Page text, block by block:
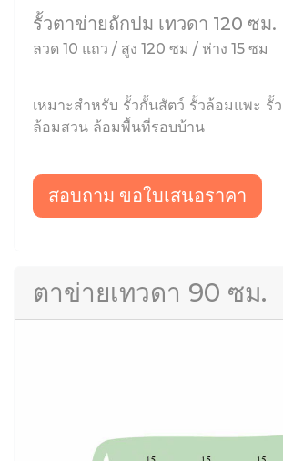
รั้วตาข่ายถักปม เทวดา 120 ซม.
ลวด 10 แถว / สูง 120 ซม / ห่าง 15 ซม
เหมาะสำหรับ รั้วกั้นสัตว์ รั้วล้อมแพะ รั้
ล้อมสวน ล้อมพื้นที่รอบบ้าน
สอบถาม ขอใบเสนอราคา
ตาข่ายเทวดา 90 ซม.